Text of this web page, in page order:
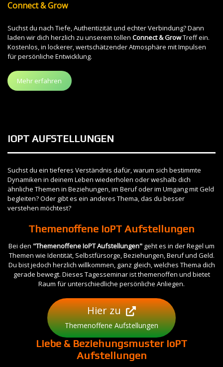
Connect & Grow
Suchst du nach Tiefe, Authentizität und echter Verbindung? Dann
laden wir dich herzlich zu unserem tollen Connect & GrowTreff ein.
Kostenlos, in lockerer, wertschätzender Atmosphäre mit Impulsen
für persönliche Entwicklung.
Mehr erfahren
IOPT AUFSTELLUNGEN
Suchst du ein tieferes Verständnis dafür, warum sich bestimmte
Dynamiken in deinem Leben wiederholen oder weshalb dich
ähnliche Themen in Beziehungen, im Beruf oder im Umgang mit Geld
begleiten? Oder gibt es ein anderes Thema, das du besser
verstehen möchtest?
Themenoffene IoPT Aufstellungen
Bei den "Themenoffene IoPT Aufstellungen" geht es in der Regel um
Themen wie Identität, Selbstfürsorge, Beziehungen, Beruf und Geld.
Du bist jedoch herzlich willkommen, ganz gleich, welches Thema dich
gerade bewegt. Dieses Tagesseminar ist themenoffen und bietet
Raum für unterschiedliche persönliche Anliegen.
Hier zu
Themenoffene Aufstellungen
Liebe & Beziehungsmuster IoPT
Aufstellungen